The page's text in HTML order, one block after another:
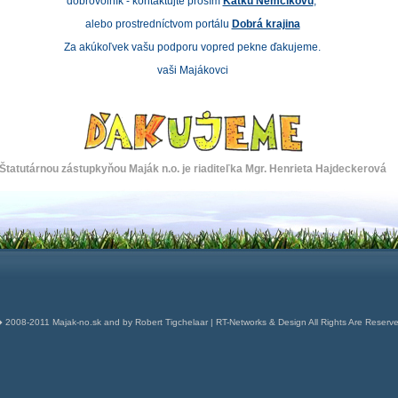
alebo prostredníctvom portálu Dobrá krajina
Za akúkoľvek vašu podporu vopred pekne ďakujeme.
vaši Majákovci
zástupkyňou Maják n.o. je riaditeľka Mgr. Henrieta Hajdeckerová
2008-2011 Majak-no.sk and by Robert Tigchelaar | RT-Networks & Design All Rights Are